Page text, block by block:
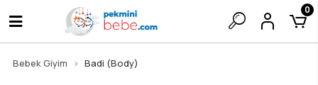
0
Bebek Giyim Badi (Body)